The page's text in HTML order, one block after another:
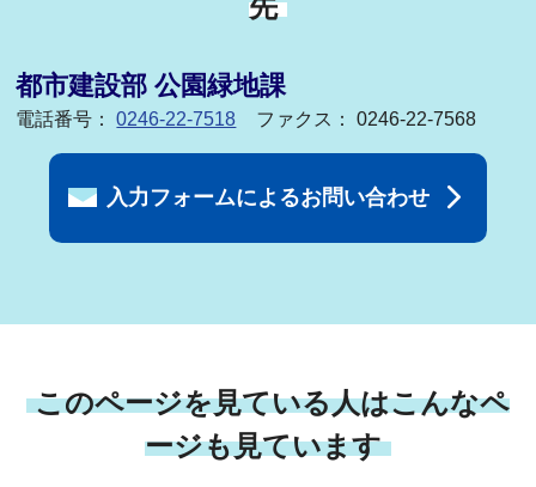
都市建設部 公園緑地課
電話番号：0246-22-7518 ファクス： 0246-22-7568
入力フォームによるお問い合わせ
このページを見ている人はこんなペ
ージも見ています